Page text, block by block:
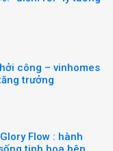
công – vinhomes
trưởng
Flow : hành